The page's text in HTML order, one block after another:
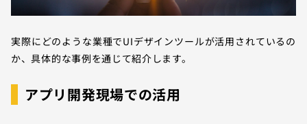
実際にどのような業種でUIデザインツールが活用されているの
か、具体的な事例を通じて紹介します。
アプリ開発現場での活用